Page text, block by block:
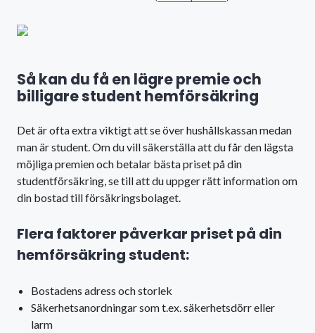
Så kan du få en lägre premie och
billigare student hemförsäkring
Det är ofta extra viktigt att se över hushållskassan medan
man är student. Om du vill säkerställa att du får den lägsta
möjliga premien och betalar bästa priset på din
studentförsäkring, se till att du uppger rätt information om
din bostad till försäkringsbolaget.
Flera faktorer påverkar priset på din
hemförsäkring student:
Bostadens adress och storlek
Säkerhetsanordningar som t.ex. säkerhetsdörr eller
larm